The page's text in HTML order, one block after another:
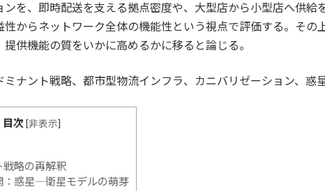
ンを、即時配送を支える拠点密度や、大型店から小型店へ供
性からネットワーク全体の機能性という視点で評価する。そ
供機能の質をいかに高めるかに移ると論じる。
ミナント戦略、都市型物流インフラ、カニバリゼーション、
目次[非表示]
略の再解釈
：惑星―衛星モデルの萌芽